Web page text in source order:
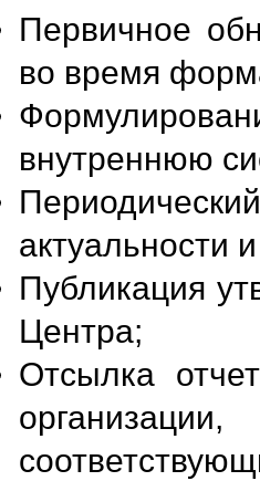
Первичное
во время
внутреннюю
актуальности
Публикация
Центра;
Отсылка